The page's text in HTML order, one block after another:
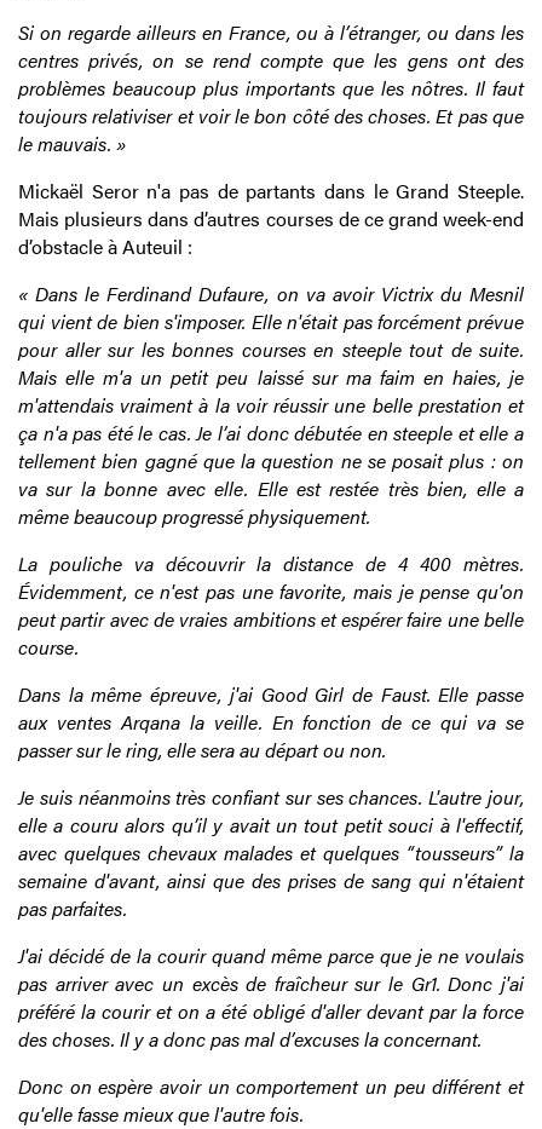
Si on regarde ailleurs en France, ou à l’étranger, ou dans les
centres privés, on se rend compte que les gens ont des
problèmes beaucoup plus importants que les nôtres. Il faut
toujours relativiser et voir le bon côté des choses. Et pas que
le mauvais. »
Mickaël Seror n'a pas de partants dans le Grand Steeple.
Mais plusieurs dans d’autres courses de ce grand week-end
d’obstacle à Auteuil :
« Dans le Ferdinand Dufaure, on va avoir Victrix du Mesnil
qui vient de bien s'imposer. Elle n'était pas forcément prévue
pour aller sur les bonnes courses en steeple tout de suite.
Mais elle m'a un petit peu laissé sur ma faim en haies, je
m'attendais vraiment à la voir réussir une belle prestation et
ça n'a pas été le cas. Je l’ai donc débutée en steeple et elle a
tellement bien gagné que la question ne se posait plus : on
va sur la bonne avec elle. Elle est restée très bien, elle a
même beaucoup progressé physiquement.
La pouliche va découvrir la distance de 4 400 mètres.
Évidemment, ce n'est pas une favorite, mais je pense qu'on
peut partir avec de vraies ambitions et espérer faire une belle
course.
Dans la même épreuve, j'ai Good Girl de Faust. Elle passe
aux ventes Arqana la veille. En fonction de ce qui va se
passer sur le ring, elle sera au départ ou non.
Je suis néanmoins très confiant sur ses chances. L'autre jour,
elle a couru alors qu’il y avait un tout petit souci à l'effectif,
avec quelques chevaux malades et quelques “tousseurs” la
semaine d'avant, ainsi que des prises de sang qui n'étaient
pas parfaites.
J'ai décidé de la courir quand même parce que je ne voulais
pas arriver avec un excès de fraîcheur sur le Gr1. Donc j'ai
préféré la courir et on a été obligé d'aller devant par la force
des choses. Il y a donc pas mal d’excuses la concernant.
Donc on espère avoir un comportement un peu différent et
qu'elle fasse mieux que l'autre fois.